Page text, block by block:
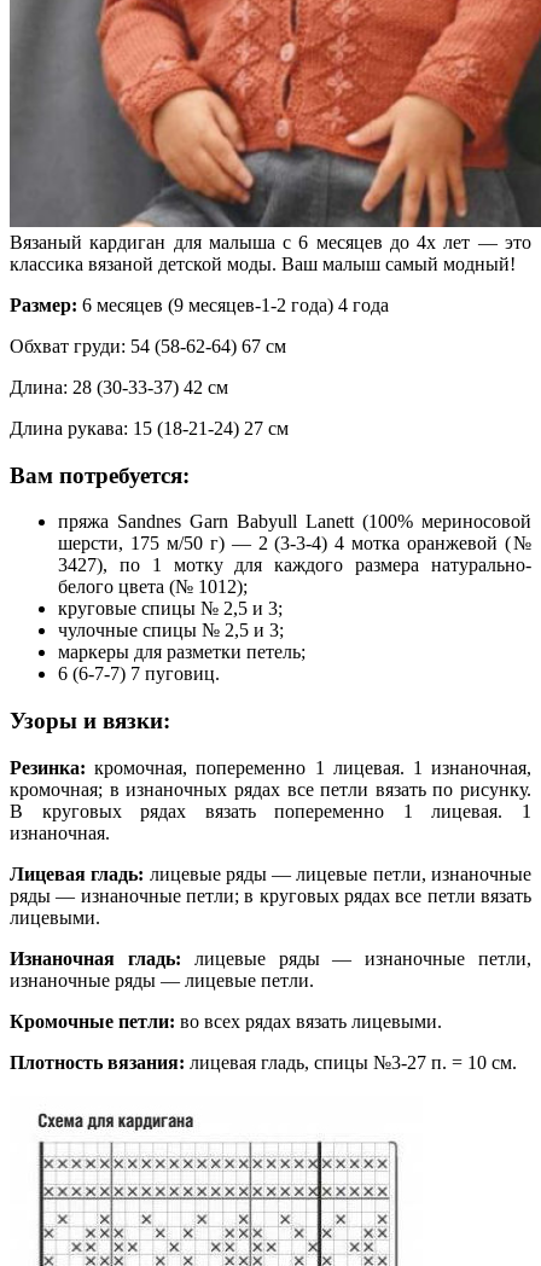
Вязаный кардиган для малыша с 6 месяцев до 4х лет — это
классика вязаной детской моды. Ваш малыш самый модный!
Размер: 6 месяцев (9 месяцев-1-2 года) 4 года
Обхват груди: 54 (58-62-64) 67 см
Длина: 28 (30-33-37) 42 см
Длина рукава: 15 (18-21-24) 27 см
Вам потребуется:
пряжа Sandnes Garn Babyull Lanett (100% мериносовой
шерсти, 175 м/50 г) — 2 (3-3-4) 4 мотка оранжевой (№
3427), по 1 мотку для каждого размера натурально-
белого цвета (№ 1012);
круговые спицы № 2,5 и 3;
чулочные спицы № 2,5 и 3;
маркеры для разметки петель;
6 (6-7-7) 7 пуговиц.
Узоры и вязки:
Резинка: кромочная, попеременно 1 лицевая. 1 изнаночная,
кромочная; в изнаночных рядах все петли вязать по рисунку.
В круговых рядах вязать попеременно 1 лицевая. 1
изнаночная.
Лицевая гладь: лицевые ряды — лицевые петли, изнаночные
ряды — изнаночные петли; в круговых рядах все петли вязать
лицевыми.
Изнаночная гладь: лицевые ряды — изнаночные петли,
изнаночные ряды — лицевые петли.
Кромочные петли: во всех рядах вязать лицевыми.
Плотность вязания: лицевая гладь, спицы №3-27 п. = 10 см.